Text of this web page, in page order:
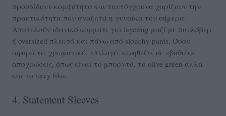
προσδίδουν κομψότητα και ταυτόγχρονα χαρίζουν την
πρακτικότητα που αναζητά η γυναίκα του σήμερα.
Αποτελούν ιδανικό κομμάτι για layering μαζί με πουλόβερ
ή oversized πλεκτά και πάνω από slouchy pants. Όσον
αφορά τις χρωματικές επιλογές κινηθείτε σε «βαθιές»
αποχρώσεις, όπως είναι το μπορντό, το olive green αλλά
και το navy blue.
4. Statement Sleeves